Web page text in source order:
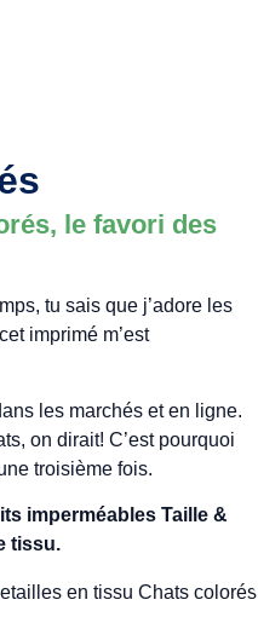
le favori des
tu sais que j’adore les
imprimé m’est
les marchés et en ligne.
on dirait! C’est pourquoi
troisième fois.
imperméables Taille &
tissu.